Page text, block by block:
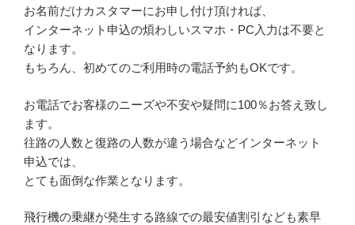
お名前だけカスタマーにお申し付け頂ければ、
インターネット申込の煩わしいスマホ・PC入力は不要と
なります。
もちろん、初めてのご利用時の電話予約もOKです。
お電話でお客様のニーズや不安や疑問に100％お答え致し
ます。
往路の人数と復路の人数が違う場合などインターネット
申込では、
とても面倒な作業となります。
飛行機の乗継が発生する路線での最安値割引なども素早